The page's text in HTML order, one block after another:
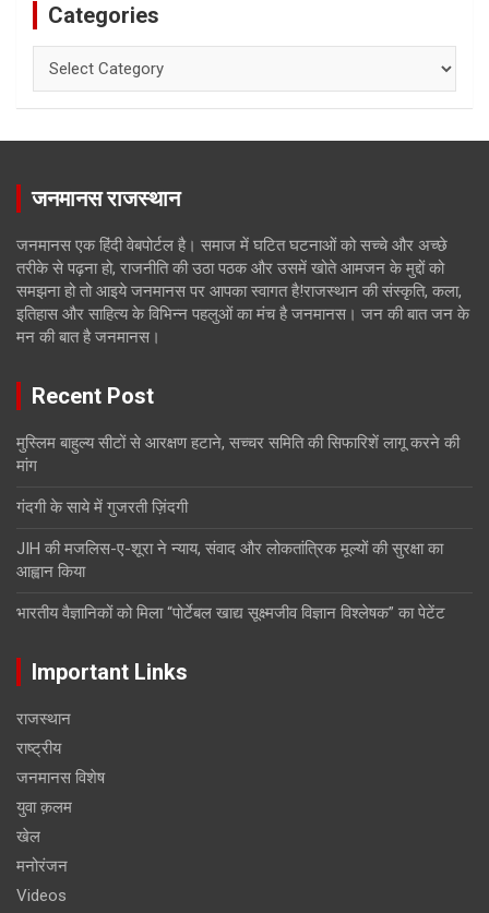
Categories
जनमानस राजस्थान
जनमानस एक हिंदी वेबपोर्टल है। समाज में घटित घटनाओं को सच्चे और अच्छे
तरीके से पढ़ना हो, राजनीति की उठा पठक और उसमें खोते आमजन के मुद्दों को
समझना हो तो आइये जनमानस पर आपका स्वागत है!राजस्थान की संस्कृति, कला,
इतिहास और साहित्य के विभिन्न पहलुओं का मंच है जनमानस। जन की बात जन के
मन की बात है जनमानस।
Recent Post
मुस्लिम बाहुल्य सीटों से आरक्षण हटाने, सच्चर समिति की सिफारिशें लागू करने की
मांग
गंदगी के साये में गुजरती ज़िंदगी
JIH की मजलिस-ए-शूरा ने न्याय, संवाद और लोकतांत्रिक मूल्यों की सुरक्षा का
आह्वान किया
भारतीय वैज्ञानिकों को मिला “पोर्टेबल खाद्य सूक्ष्मजीव विज्ञान विश्लेषक” का पेटेंट
Important Links
राजस्थान
राष्ट्रीय
जनमानस विशेष
युवा क़लम
खेल
मनोरंजन
Videos